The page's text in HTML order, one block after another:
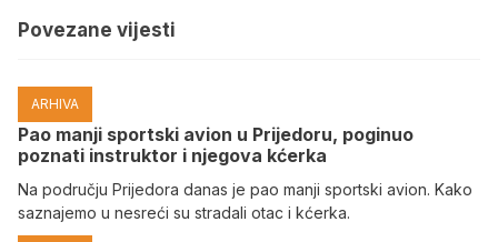
Povezane vijesti
ARHIVA
Pao manji sportski avion u Prijedoru, poginuo
poznati instruktor i njegova kćerka
Na području Prijedora danas je pao manji sportski avion. Kako
saznajemo u nesreći su stradali otac i kćerka.